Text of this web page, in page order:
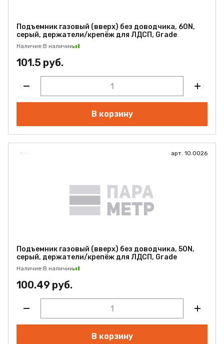
Подъемник газовый (вверх) без доводчика, 60N,
серый, держатели/крепёж для ЛДСП, Grade
Наличие:В наличии
101.5 руб.
В корзину
арт. 10.0026
Подъемник газовый (вверх) без доводчика, 50N,
серый, держатели/крепёж для ЛДСП, Grade
Наличие:В наличии
100.49 руб.
В корзину